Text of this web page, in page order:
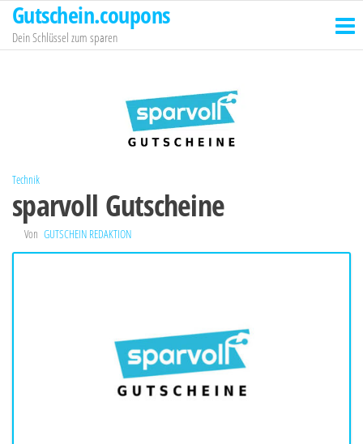
Zum
Inhalt
springen
Gutschein.coupons
Dein Schlüssel zum sparen
Technik
sparvoll Gutscheine
Von GUTSCHEIN REDAKTION